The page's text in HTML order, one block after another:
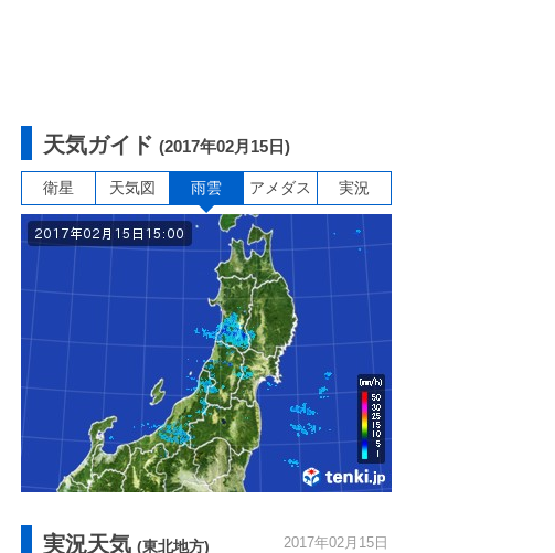
天気ガイド (2017年02月15日)
衛星 天気図 雨雲 アメダス 実況
実況天気 (東北地方) 2017年02月15日